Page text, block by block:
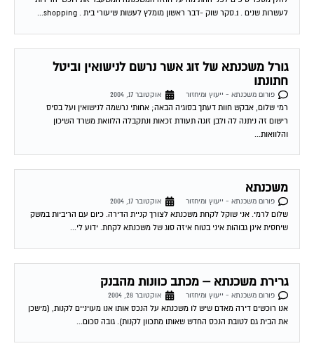
לעשרות שנים . 1.סקר שוק -דבר ראשון מומלץ לעשות שיעורי בית . shopping...
גורל משכנתא של זוג אשר נרשם לנישואין וביטל
חתונתו
פורום משכנתא - ייעוץ ומיחזור
אוקטובר 17, 2004
רמי שלום, אבקש חוות דעתך בסוגיה הבאה; אחותי נרשמה לנישואין ועל בסיס
רישום זה ניתנה לה ולבן זוגה תעודת זכאות ונתקבלה הלוואת משרד השיכון
והלוואות...
משכנתא
פורום משכנתא - ייעוץ ומיחזור
אוקטובר 17, 2004
שלום לרמי. אני שוקל לקחת משכנתא לצורך קניית הדירה. כיום עם הריביות במשק
שיחסית אינן גבוהות איני בטוח איזה סוג של משכנתא לקחת. ידוע לי...
גרירת משכנתא – מכתב כוונות מהבנק
פורום משכנתא - ייעוץ ומיחזור
אוקטובר 28, 2004
אנו רוכשים דירה מאדם שיש לו משכנתא על הנכס אותו אנו מעויניים לקנות, (מישכן
את הבית גם לטובת הנכס החדש שאותו מתכוון לקנות). גובה סכום...